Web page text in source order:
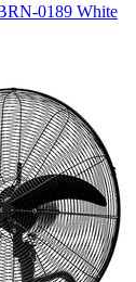
0189 White